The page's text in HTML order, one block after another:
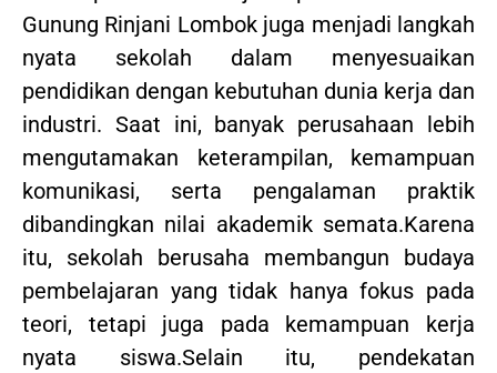
Gunung Rinjani Lombok juga menjadi langkah
nyata sekolah dalam menyesuaikan
pendidikan dengan kebutuhan dunia kerja dan
industri. Saat ini, banyak perusahaan lebih
mengutamakan keterampilan, kemampuan
komunikasi, serta pengalaman praktik
dibandingkan nilai akademik semata.Karena
itu, sekolah berusaha membangun budaya
pembelajaran yang tidak hanya fokus pada
teori, tetapi juga pada kemampuan kerja
nyata siswa.Selain itu, pendekatan